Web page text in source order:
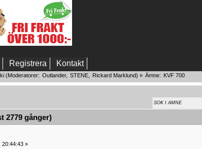
Registrera Kontakt
(Moderatorer: Outlander, STENE, Rickard Marklund) » Ämne: KVF 700
2779 gånger)
20:44:43 »